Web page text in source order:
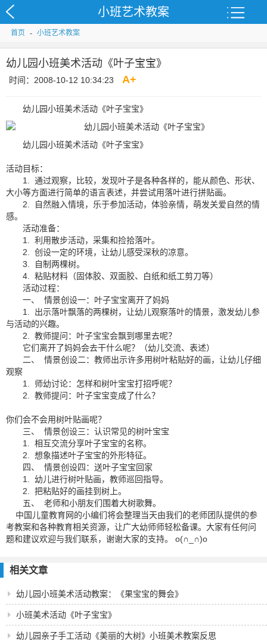
小班艺术教案
首页 - 小班艺术教案
幼儿园小班美术活动《叶子宝宝》
时间：2008-10-12 10:34:23 A+
幼儿园小班美术活动《叶子宝宝》
幼儿园小班美术活动《叶子宝宝》
活动目标：
1. 通过观察，比较，发现叶子是各种各样的，能从颜色、形状、
大小等方面进行简单的语言表述，并尝试用落叶进行拼贴画。
2. 自然融入情境，乐于参加活动，体验亲情，萌发关爱自然的情
感。
活动准备：
1. 利用散步活动，采集和捡拾落叶。
2. 创设一定的环境，让幼儿感受深秋的凉意。
3. 自制两棵树。
4. 粘贴材料（固体胶、双面胶、白纸和纸工剪刀等）
活动过程：
一、 情景创设一：叶子宝宝离开了妈妈
1. 出示落叶飘落的两棵树，让幼儿观察落叶的情景，激发幼儿参
与活动的兴趣。
2. 教师提问：叶子宝宝会飘到哪里去呢？
它们离开了妈妈会去干什么呢？（幼儿交流、表述）
二、 情景创设二：教师出示许多用树叶粘贴好的画，让幼儿仔细
观察
1. 师幼讨论：怎样和树叶宝宝打招呼呢？
2. 教师提问：叶子宝宝变成了什么？
你们会不会用树叶贴画呢？
三、 情景创设三：认识常见的树叶宝宝
1. 相互交流分享叶子宝宝的名称。
2. 想象描述叶子宝宝的外形特征。
四、 情景创设四：送叶子宝宝回家
1. 幼儿进行树叶贴画，教师巡回指导。
2. 把粘贴好的画挂到树上。
五、 老师和小朋友们围着大树歌舞。
中国儿童教育网的小编们将会整理当天由我们的老师团队提供的参
考教案和各种教育相关资源，让广大幼师师轻松备课。大家有任何问
题和建议欢迎与我们联系，谢谢大家的支持。 o(∩_∩)o
相关文章
幼儿园小班美术活动教案：《果宝宝的舞会》
小班美术活动《叶子宝宝》
幼儿园亲子手工活动《美丽的大树》小班美术教案反思